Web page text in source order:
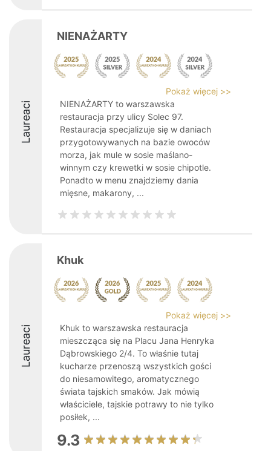
Laureaci
NIENAŻARTY
Pokaż więcej >>
NIENAŻARTY to warszawska
restauracja przy ulicy Solec 97.
Restauracja specjalizuje się w daniach
przygotowywanych na bazie owoców
morza, jak mule w sosie maślano-
winnym czy krewetki w sosie chipotle.
Ponadto w menu znajdziemy dania
mięsne, makarony, ...
Laureaci
Khuk
Pokaż więcej >>
Khuk to warszawska restauracja
mieszcząca się na Placu Jana Henryka
Dąbrowskiego 2/4. To właśnie tutaj
kucharze przenoszą wszystkich gości
do niesamowitego, aromatycznego
świata tajskich smaków. Jak mówią
właściciele, tajskie potrawy to nie tylko
posiłek, ...
9.3